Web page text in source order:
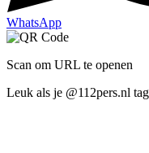
WhatsApp
Scan om URL te openen
Leuk als je @112pers.nl